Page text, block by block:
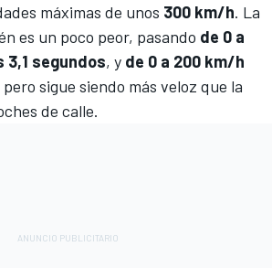
máximas de unos 300 km/h. La
es un poco peor, pasando de 0 a
3,1 segundos, y de 0 a 200 km/h
pero sigue siendo más veloz que la
de calle.